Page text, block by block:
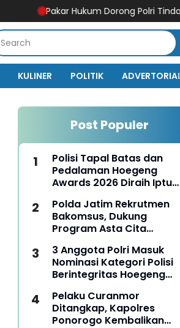
Pakar Hukum Dorong Polri Tindak
KULINER POLITIK
Post Populer
Polisi Tapal Batas dan
Pedalaman Hoegeng
Awards 2026 Diraih Iptu
Pengabdian Humanis di
Nduga
Polda Jatim Rekrutmen
Bakomsus, Dukung
Program Asta Cita
3 Anggota Polri Masuk
Nominasi Kategori Polisi
Berintegritas Hoegeng
Pelaku Curanmor
Ditangkap, Kapolres
Ponorogo Kembalikan